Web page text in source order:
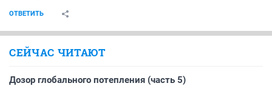
ОТВЕТИТЬ
СЕЙЧАС ЧИТАЮТ
Дозор глобального потепления (часть 5)